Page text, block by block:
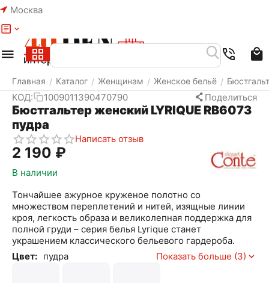
Москва
Главная / Каталог / Женщинам / Женское бельё /
КОД: 1009011390470790 Поделиться
Бюстгальтер женский LYRIQUE RB6073
пудра
Написать отзыв
2 190 ₽
В наличии
Тончайшее ажурное круженое полотно со
множеством переплетений и нитей, изящные линии
кроя, легкость образа и великолепная поддержка для
полной груди – серия белья Lyrique станет
украшением классического бельевого гардероба.
Цвет: пудра Показать больше (3)
Меню